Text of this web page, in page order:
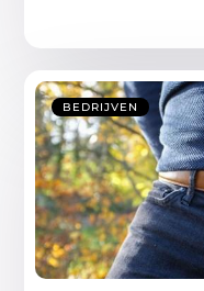
BEDRIJVEN